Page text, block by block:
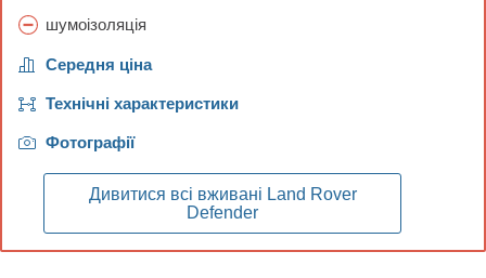
шумоізоляція
Середня ціна
Технічні характеристики
Фотографії
Дивитися всі вживані Land Rover
Defender